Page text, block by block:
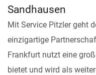
Sandhausen
Mit Service Pitzler geht
einzigartige
Frankfurt nutzt eine
bietet und wird als